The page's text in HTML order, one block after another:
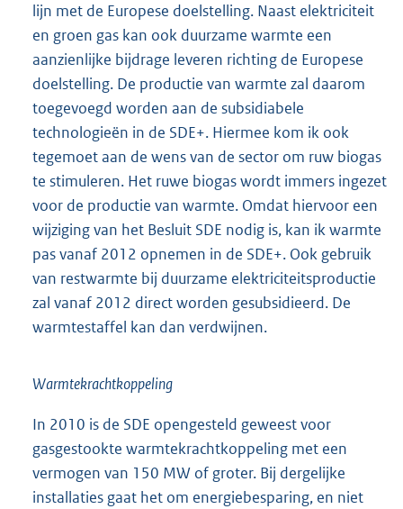
lijn met de Europese doelstelling. Naast elektriciteit
en groen gas kan ook duurzame warmte een
aanzienlijke bijdrage leveren richting de Europese
doelstelling. De productie van warmte zal daarom
toegevoegd worden aan de subsidiabele
technologieën in de SDE+. Hiermee kom ik ook
tegemoet aan de wens van de sector om ruw biogas
te stimuleren. Het ruwe biogas wordt immers ingezet
voor de productie van warmte. Omdat hiervoor een
wijziging van het Besluit SDE nodig is, kan ik warmte
pas vanaf 2012 opnemen in de SDE+. Ook gebruik
van restwarmte bij duurzame elektriciteitsproductie
zal vanaf 2012 direct worden gesubsidieerd. De
warmtestaffel kan dan verdwijnen.
Warmtekrachtkoppeling
In 2010 is de SDE opengesteld geweest voor
gasgestookte warmtekrachtkoppeling met een
vermogen van 150 MW of groter. Bij dergelijke
installaties gaat het om energiebesparing, en niet